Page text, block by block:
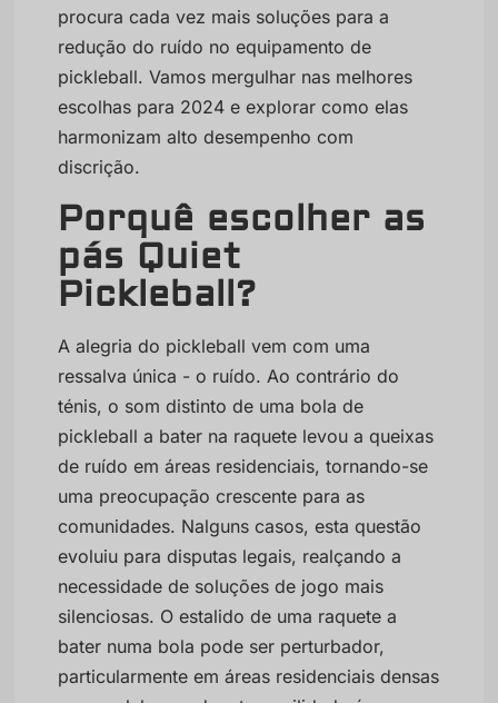
procura cada vez mais soluções para a
redução do ruído no equipamento de
pickleball. Vamos mergulhar nas melhores
escolhas para 2024 e explorar como elas
harmonizam alto desempenho com
discrição.
Porquê escolher as
pás Quiet
Pickleball?
A alegria do pickleball vem com uma
ressalva única - o ruído. Ao contrário do
ténis, o som distinto de uma bola de
pickleball a bater na raquete levou a queixas
de ruído em áreas residenciais, tornando-se
uma preocupação crescente para as
comunidades. Nalguns casos, esta questão
evoluiu para disputas legais, realçando a
necessidade de soluções de jogo mais
silenciosas. O estalido de uma raquete a
bater numa bola pode ser perturbador,
particularmente em áreas residenciais densas